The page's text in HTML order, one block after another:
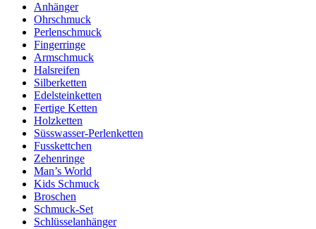
Anhänger
Ohrschmuck
Perlenschmuck
Fingerringe
Armschmuck
Halsreifen
Silberketten
Edelsteinketten
Fertige Ketten
Holzketten
Süsswasser-Perlenketten
Fusskettchen
Zehenringe
Man’s World
Kids Schmuck
Broschen
Schmuck-Set
Schlüsselanhänger